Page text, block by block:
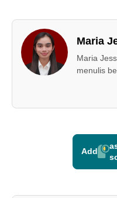
Maria
Maria
menulis
Add